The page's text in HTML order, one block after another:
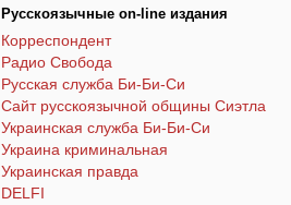
Русскоязычные on-line издания
Корреспондент
Радио Свобода
Русская служба Би-Би-Си
Сайт русскоязычной общины Сиэтла
Украинская служба Би-Би-Си
Украина криминальная
Украинская правда
DELFI